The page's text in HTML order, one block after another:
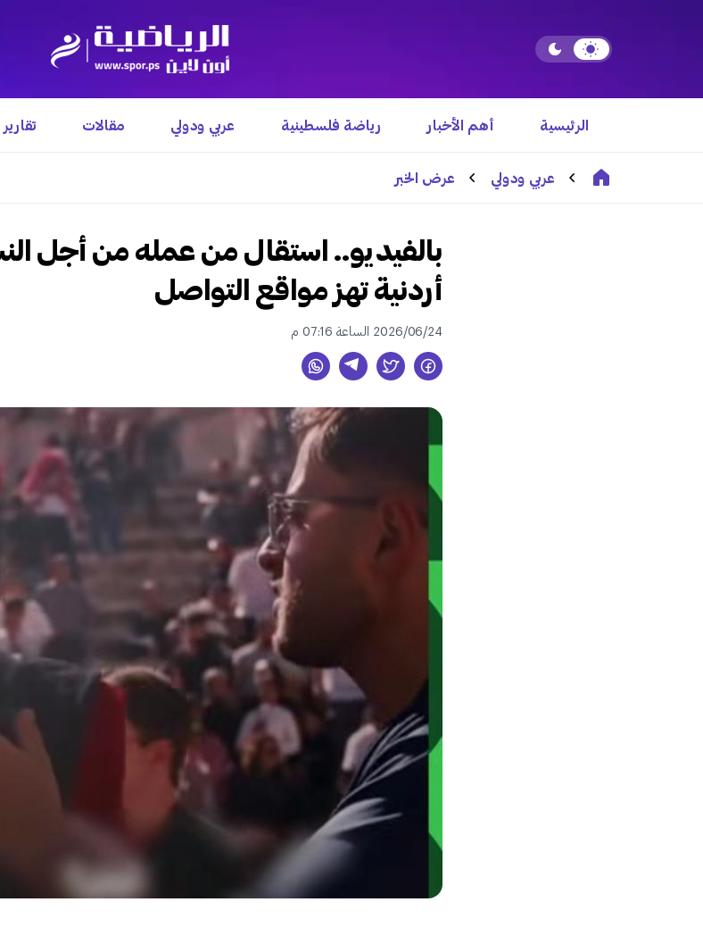
الرئيسية أهم الأخبار رياضة فلسطينية عربي ودولي مقالات تقارير
عربي ودولي عرض الخبر
بالفيديو.. استقال من عمله من أجل
أردنية تهز مواقع التواصل
2026/06/24 الساعة 07:16 م